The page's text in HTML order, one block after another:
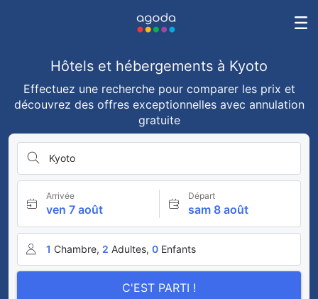
Hôtels et hébergements à Kyoto
Effectuez une recherche pour comparer les prix et
découvrez des offres exceptionnelles avec annulation
gratuite
Kyoto
Arrivée
ven 7 août
Départ
sam 8 août
1 Chambre, 2 Adultes, 0 Enfants
C'EST PARTI !